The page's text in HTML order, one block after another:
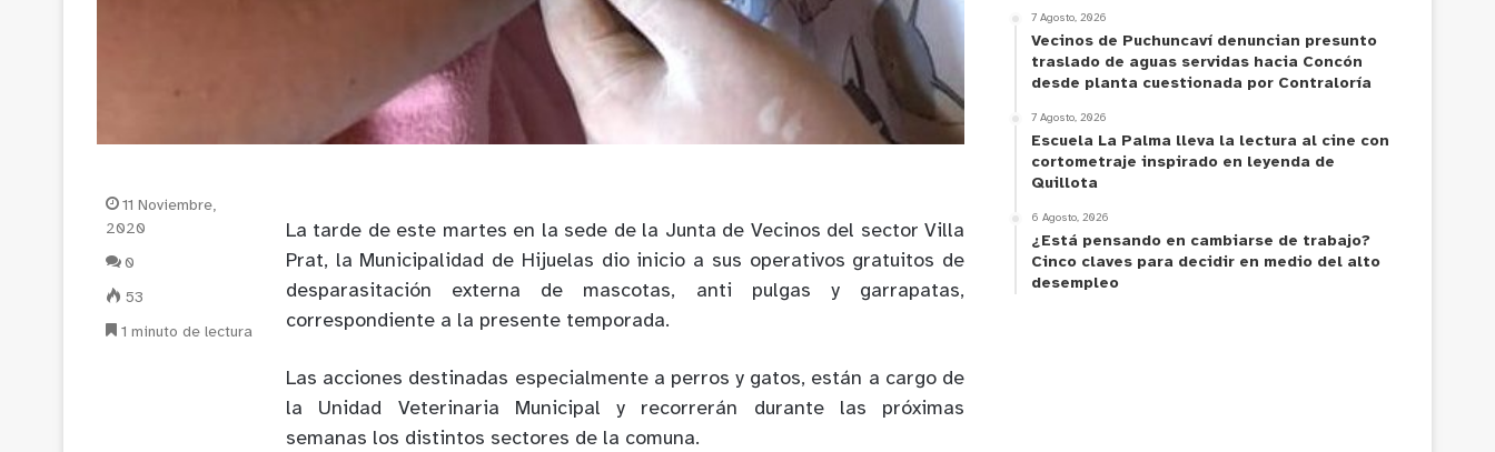
La tarde de este martes en la sede de la Junta de Vecinos del sector Villa
Prat, la Municipalidad de Hijuelas dio inicio a sus operativos gratuitos de
desparasitación externa de mascotas, anti pulgas y garrapatas,
correspondiente a la presente temporada.
Las acciones destinadas especialmente a perros y gatos, están a cargo de
la Unidad Veterinaria Municipal y recorrerán durante las próximas
semanas los distintos sectores de la comuna.
11 Noviembre,
2020
0
53
1 minuto de lectura
7 Agosto, 2026
Vecinos de Puchuncaví denuncian presunto
traslado de aguas servidas hacia Concón
desde planta cuestionada por Contraloría
7 Agosto, 2026
Escuela La Palma lleva la lectura al cine con
cortometraje inspirado en leyenda de
Quillota
6 Agosto, 2026
¿Está pensando en cambiarse de trabajo?
Cinco claves para decidir en medio del alto
desempleo